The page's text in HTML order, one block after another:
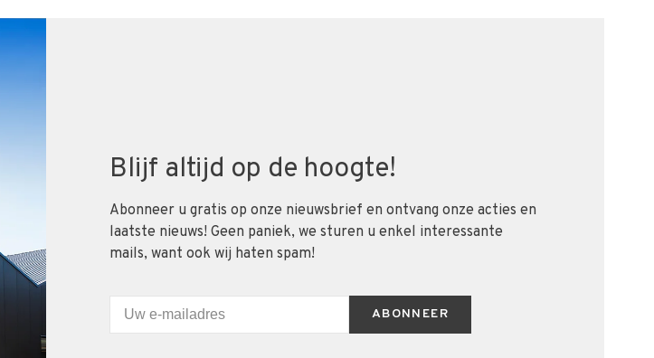
Blijf altijd op de hoogte!
Abonneer u gratis op onze nieuwsbrief en ontvang onze acties en
laatste nieuws! Geen paniek, we sturen u enkel interessante
mails, want ook wij haten spam!
ABONNEER